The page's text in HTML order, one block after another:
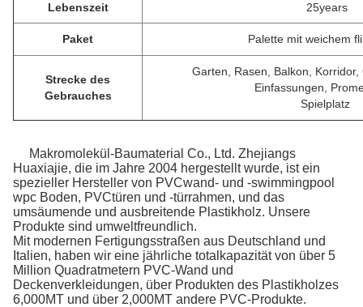
Lebenszeit 25years
Paket Palette mit weichem
Strecke des
Gebrauches
Garten, Rasen, Balkon, Korridor,
Einfassungen,
Spielplatz
Makromolekül-Baumaterial Co., Ltd. Zhejiangs
Huaxiajie, die im Jahre 2004 hergestellt wurde, ist ein
spezieller Hersteller von PVCwand- und -swimmingpool
wpc Boden, PVCtüren und -türrahmen, und das
umsäumende und ausbreitende Plastikholz. Unsere
Produkte sind umweltfreundlich.
Mit modernen Fertigungsstraßen aus Deutschland und
Italien, haben wir eine jährliche totalkapazität von über 5
Million Quadratmetern PVC-Wand und
Deckenverkleidungen, über Produkten des Plastikholzes
6,000MT und über 2,000MT andere PVC-Produkte.